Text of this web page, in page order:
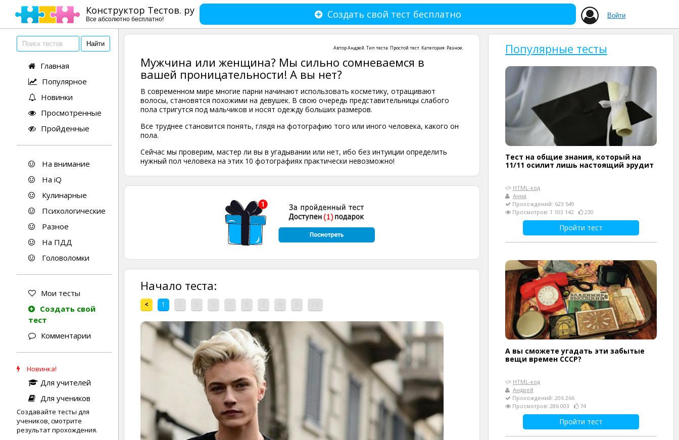
Конструктор Тестов. ру
Все абсолютно бесплатно! Войти
Создать свой тест бесплатно
Главная
Популярное
Новинки
Просмотренные
Пройденные
На внимание
На iQ
Кулинарные
Психологические
Разное
На ПДД
Головоломки
Мои тесты
Создать свой
тест
Комментарии
Новинка!
Для учителей
Для учеников
Создавайте тесты для
учеников, смотрите
результат прохождения.
АвторАндрей. Тип теста: Простой тест. Категория: Разное.
Мужчина или женщина? Мы сильно сомневаемся в
вашей проницательности! А вы нет?
В современном мире многие парни начинают использовать косметику, отращивают
волосы, становятся похожими на девушек. В свою очередь представительницы слабого
пола стригутся под мальчиков и носят одежду больших размеров.
Все труднее становится понять, глядя на фотографию того или иного человека, какого он
пола.
Сейчас мы проверим, мастер ли вы в угадывании или нет, ибо без интуиции определить
нужный пол человека на этих 10 фотографиях практически невозможно!
Начало теста:
< 1
Популярные тесты
Тест на общие знания, который на
11/11 осилит лишь настоящий эрудит
HTML-код
Анна
Прохождений: 623 549
Просмотров: 1 103 142
230
Пройти тест
А вы сможете угадать эти забытые
вещи времен СССР?
HTML-код
Андрей
Прохождений: 206 266
Просмотров: 286 003
74
Пройти тест